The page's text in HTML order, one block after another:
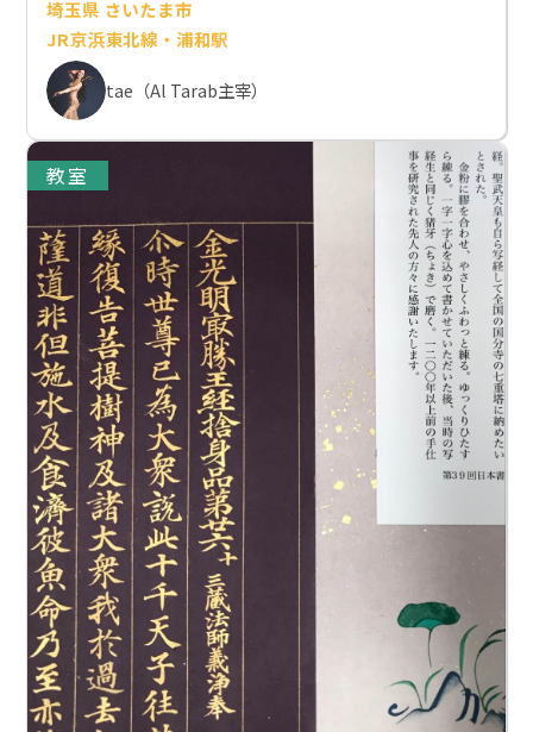
埼玉県 さいたま市
JR京浜東北線・浦和駅
tae（Al Tarab主宰）
教室